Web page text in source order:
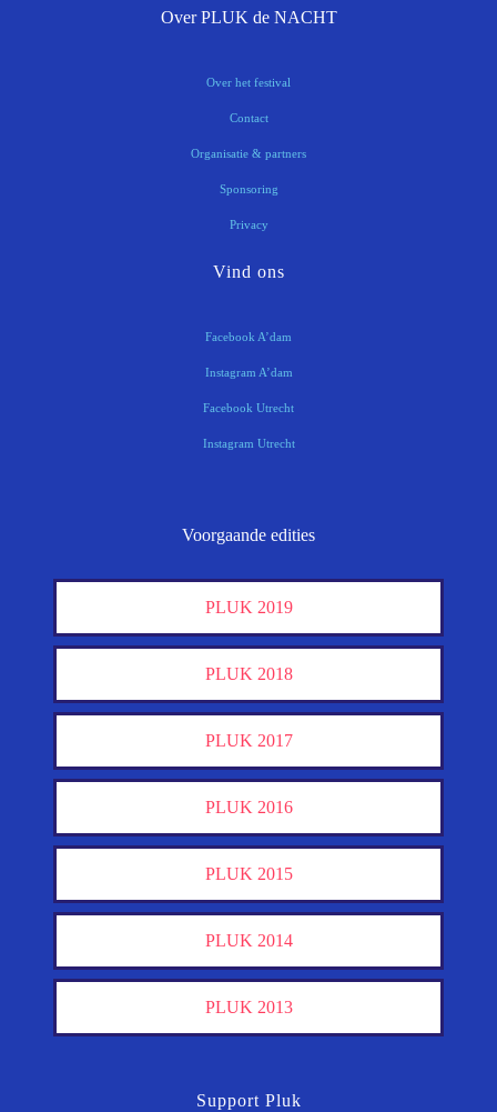
Over PLUK de NACHT
Over het festival
Contact
Organisatie & partners
Sponsoring
Privacy
Vind ons
Facebook A’dam
Instagram A’dam
Facebook Utrecht
Instagram Utrecht
Voorgaande edities
PLUK 2019
PLUK 2018
PLUK 2017
PLUK 2016
PLUK 2015
PLUK 2014
PLUK 2013
Support Pluk